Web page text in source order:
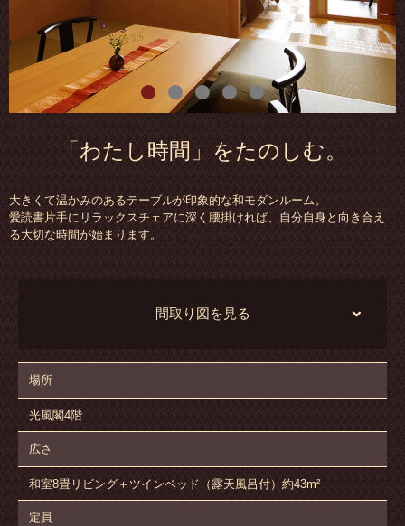
1
「わたし時間」をたのしむ。
大きくて温かみのあるテーブルが印象的な和モダンルーム。
愛読書片手にリラックスチェアに深く腰掛ければ、自分自身と向き合え
る大切な時間が始まります。
間取り図を見る
場所
光風閣4階
広さ
和室8畳リビング＋ツインベッド（露天風呂付）約43m²
定員